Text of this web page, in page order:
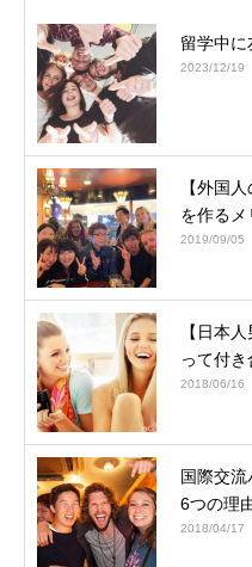
留学中
2023/12/19
【外国
を作るメ
2019/09/05
【日本
って付
2018/06/16
国際交
6つの理
2018/04/17